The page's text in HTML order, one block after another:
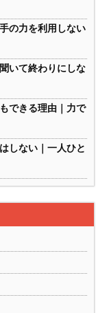
の力を利用しない
いて終わりにしな
できる理由｜力で
しない｜一人ひと